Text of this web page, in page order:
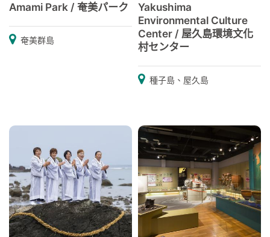
Amami Park / 奄美パーク
奄美群島
Yakushima
Environmental Culture
Center / 屋久島環境文化
村センター
種子島、屋久島